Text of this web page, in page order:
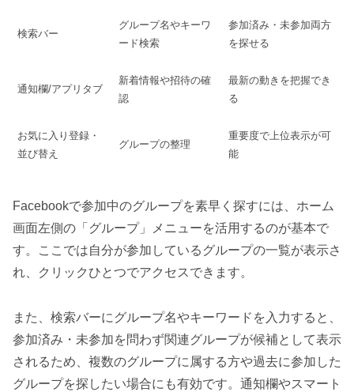
検索バー
グループ名やキーワ
ード検索
参加済み・未参加両方
を探せる
通知欄/アプリタブ
新着情報や招待の確
認
最新の動きを把握でき
る
お気に入り登録・
並び替え
グループの整理
重要度で上位表示が可
能
Facebookで参加中のグループを素早く探すには、ホーム
画面左側の「グループ」メニューを活用するのが基本で
す。ここでは自分が参加しているグループの一覧が表示さ
れ、クリックひとつでアクセスできます。
また、検索バーにグループ名やキーワードを入力すると、
参加済み・未参加を問わず関連グループが候補として表示
されるため、複数のグループに属する方や過去に参加した
グループを探したい場合にも有効です。通知欄やスマート